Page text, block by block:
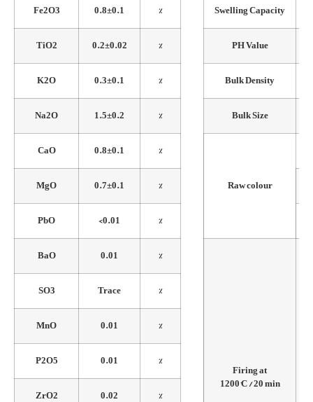
Fe2O3
0.8±0.1 %
Swelling Capacity
TiO2
0.2±0.02 %
PH Value
K2O
0.3±0.1 %
Bulk Density
Na2O
1.5±0.2 %
Bulk Size
CaO
0.8±0.1
%
Raw colour
MgO 0.7±0.1
%
PbO
<0.01
%
BaO
0.01 %
Firing at
1200°C / 20 min
SO3 Trace
%
MnO
0.01
%
P2O5
0.01
%
ZrO2
0.02 %